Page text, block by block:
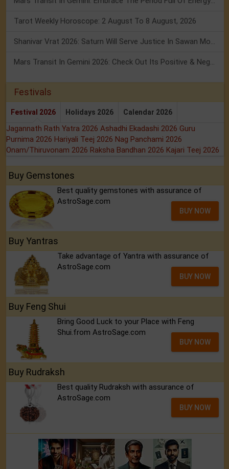
Tarot Weekly Horoscope: 2 August To 8 August, 2026
Festivals
Festival 2026 Holidays 2026 Calendar 2026
Jagannath Rath Yatra 2026 Ashadhi Ekadashi 2026 Guru
Purnima 2026 Hariyali Teej 2026 Nag Panchami 2026
Onam/Thiruvonam 2026 Raksha Bandhan 2026 Kajari Teej 2026
Buy Gemstones
Best quality gemstones with assurance of
AstroSage.com
BUY NOW
Buy Yantras
Take advantage of Yantra with assurance of
AstroSage.com
BUY NOW
Buy Feng Shui
Bring Good Luck to your Place with Feng
Shui.from AstroSage.com
BUY NOW
Buy Rudraksh
Best quality Rudraksh with assurance of
AstroSage.com
BUY NOW